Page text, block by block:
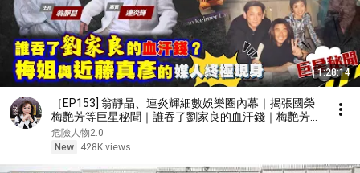
1:28:14
［EP153] 翁靜晶、連炎輝細數娛樂圈內幕｜揭張國榮
梅艷芳等巨星秘聞｜誰吞了劉家良的血汗錢｜梅艷芳與
近藤真彥的媒人終極現身｜由TVB訓練班到星級保險從
業員
危險人物2.0
New
428K views